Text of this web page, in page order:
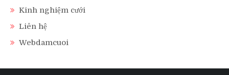
Kinh nghiệm cưới
Liên hệ
Webdamcuoi